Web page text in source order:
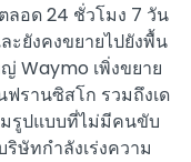
ลอด 24 ชั่วโมง 7 วัน
ยังคงขยายไปยังพื้น
Waymo เพิ่งขยาย
รานซิสโก รวมถึงเด
รูปแบบที่ไม่มีคนขับ
ษัทกำลังเร่งความ